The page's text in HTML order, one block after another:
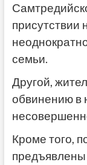
присутствии
семьи.
Другой,
обвинению в
Кроме того,